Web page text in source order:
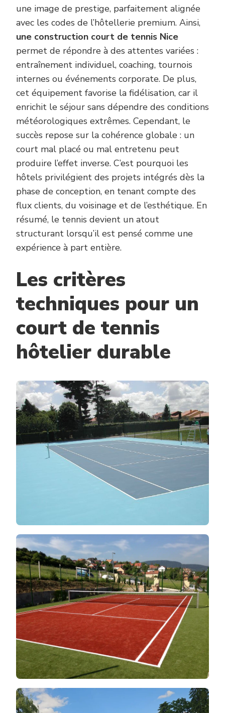
une image de prestige, parfaitement alignée
avec les codes de l’hôtellerie premium. Ainsi,
une construction court de tennis Nice
permet de répondre à des attentes variées :
entraînement individuel, coaching, tournois
internes ou événements corporate. De plus,
cet équipement favorise la fidélisation, car il
enrichit le séjour sans dépendre des conditions
météorologiques extrêmes. Cependant, le
succès repose sur la cohérence globale : un
court mal placé ou mal entretenu peut
produire l’effet inverse. C’est pourquoi les
hôtels privilégient des projets intégrés dès la
phase de conception, en tenant compte des
flux clients, du voisinage et de l’esthétique. En
résumé, le tennis devient un atout
structurant lorsqu’il est pensé comme une
expérience à part entière.
Les critères
techniques pour un
court de tennis
hôtelier durable